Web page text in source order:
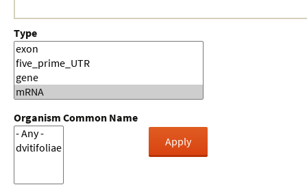
Type
Organism Common Name